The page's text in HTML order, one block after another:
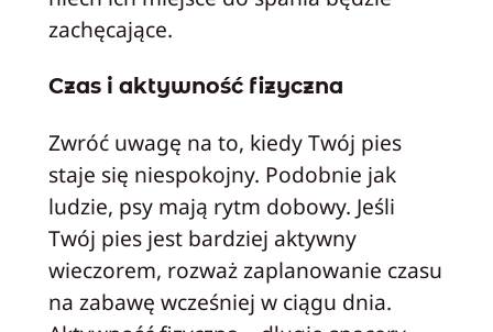
zachęcające.
Czas i aktywność fizyczna
Zwróć uwagę na to, kiedy Twój pies
staje się niespokojny. Podobnie jak
ludzie, psy mają rytm dobowy. Jeśli
Twój pies jest bardziej aktywny
wieczorem, rozważ zaplanowanie czasu
na zabawę wcześniej w ciągu dnia.